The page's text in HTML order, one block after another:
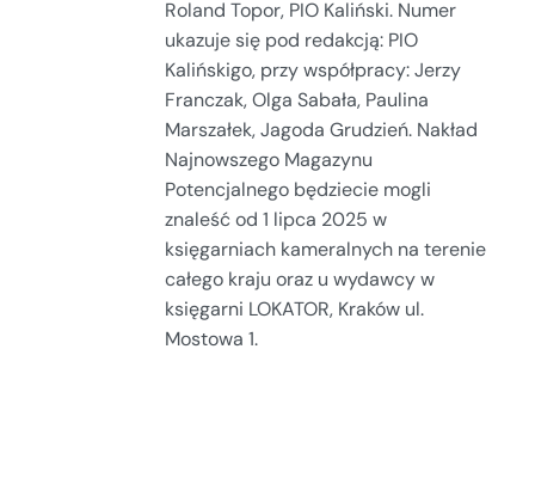
Roland Topor, PIO Kaliński. Numer
ukazuje się pod redakcją: PIO
Kalińskigo, przy współpracy: Jerzy
Franczak, Olga Sabała, Paulina
Marszałek, Jagoda Grudzień. Nakład
Najnowszego Magazynu
Potencjalnego będziecie mogli
znaleść od 1 lipca 2025 w
księgarniach kameralnych na terenie
całego kraju oraz u wydawcy w
księgarni LOKATOR, Kraków ul.
Mostowa 1.